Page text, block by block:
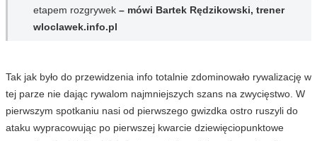
etapem rozgrywek – mówi Bartek Rędzikowski, trener
wloclawek.info.pl
Tak jak było do przewidzenia info totalnie zdominowało rywalizację w
tej parze nie dając rywalom najmniejszych szans na zwycięstwo. W
pierwszym spotkaniu nasi od pierwszego gwizdka ostro ruszyli do
ataku wypracowując po pierwszej kwarcie dziewięciopunktowe